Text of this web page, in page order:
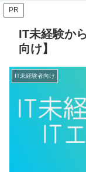
PR
IT未経験か
向け】
IT未経験者向け